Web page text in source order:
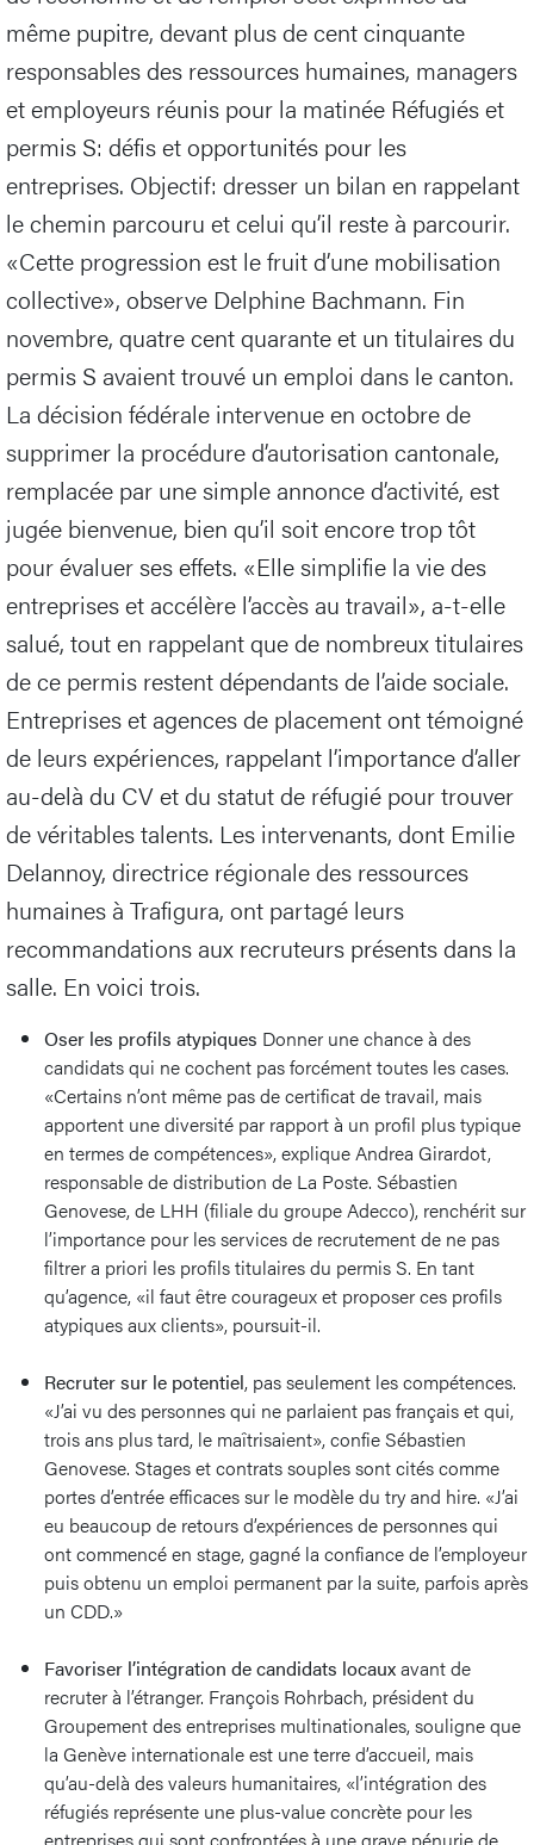
même pupitre, devant plus de cent cinquante
responsables des ressources humaines, managers
et employeurs réunis pour la matinée Réfugiés et
permis S: défis et opportunités pour les
entreprises. Objectif: dresser un bilan en rappelant
le chemin parcouru et celui qu’il reste à parcourir.
«Cette progression est le fruit d’une mobilisation
collective», observe Delphine Bachmann. Fin
novembre, quatre cent quarante et un titulaires du
permis S avaient trouvé un emploi dans le canton.
La décision fédérale intervenue en octobre de
supprimer la procédure d’autorisation cantonale,
remplacée par une simple annonce d’activité, est
jugée bienvenue, bien qu’il soit encore trop tôt
pour évaluer ses effets. «Elle simplifie la vie des
entreprises et accélère l’accès au travail», a-t-elle
salué, tout en rappelant que de nombreux titulaires
de ce permis restent dépendants de l’aide sociale.
Entreprises et agences de placement ont témoigné
de leurs expériences, rappelant l’importance d’aller
au-delà du CV et du statut de réfugié pour trouver
de véritables talents. Les intervenants, dont Emilie
Delannoy, directrice régionale des ressources
humaines à Trafigura, ont partagé leurs
recommandations aux recruteurs présents dans la
salle. En voici trois.
Oser les profils atypiques Donner une chance à des
candidats qui ne cochent pas forcément toutes les cases.
«Certains n’ont même pas de certificat de travail, mais
apportent une diversité par rapport à un profil plus typique
en termes de compétences», explique Andrea Girardot,
responsable de distribution de La Poste. Sébastien
Genovese, de LHH (filiale du groupe Adecco), renchérit sur
l’importance pour les services de recrutement de ne pas
filtrer a priori les profils titulaires du permis S. En tant
qu’agence, «il faut être courageux et proposer ces profils
atypiques aux clients», poursuit-il.
Recruter sur le potentiel, pas seulement les compétences.
«J’ai vu des personnes qui ne parlaient pas français et qui,
trois ans plus tard, le maîtrisaient», confie Sébastien
Genovese. Stages et contrats souples sont cités comme
portes d’entrée efficaces sur le modèle du try and hire. «J’ai
eu beaucoup de retours d’expériences de personnes qui
ont commencé en stage, gagné la confiance de l’employeur
puis obtenu un emploi permanent par la suite, parfois après
un CDD.»
Favoriser l’intégration de candidats locauxavant de
recruter à l’étranger. François Rohrbach, président du
Groupement des entreprises multinationales, souligne que
la Genève internationale est une terre d’accueil, mais
qu’au-delà des valeurs humanitaires, «l’intégration des
réfugiés représente une plus-value concrète pour les